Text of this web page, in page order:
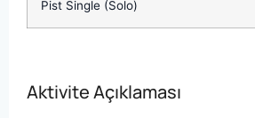
Pist Single (Solo)
Aktivite Açıklaması